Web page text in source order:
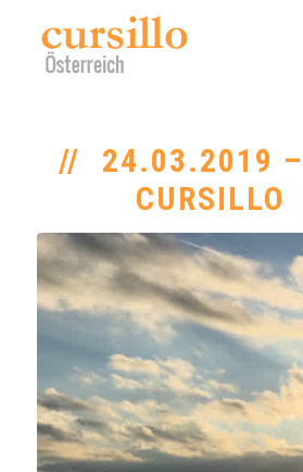
24.03.2019 –
CURSILLO